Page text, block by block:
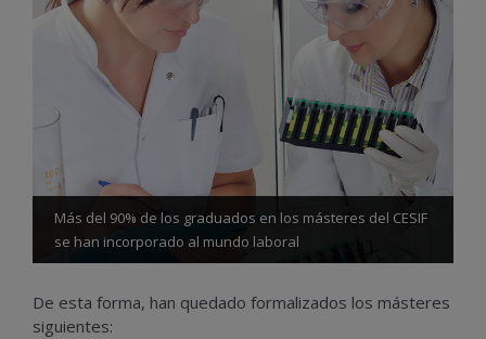
Más del 90% de los graduados en los másteres del CESIF
se han incorporado al mundo laboral
De esta forma, han quedado formalizados los másteres
siguientes: